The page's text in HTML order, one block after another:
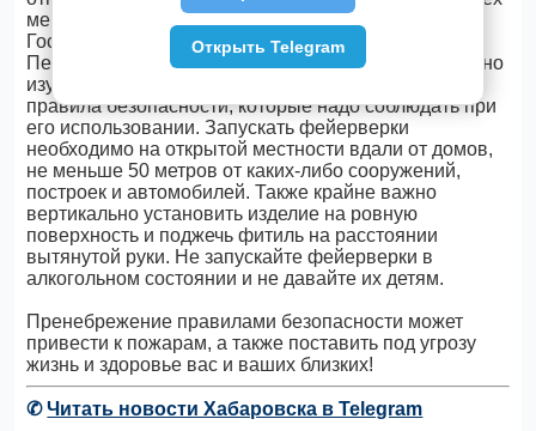
мер безопасности», - отмечают сотрудники
Государственного пожарного надзора МЧС России.
Перед покупкой и запуском пиротехники обязательно
изучите инструкцию. Также на упаковке указаны
правила безопасности, которые надо соблюдать при
его использовании. Запускать фейерверки
необходимо на открытой местности вдали от домов,
не меньше 50 метров от каких-либо сооружений,
построек и автомобилей. Также крайне важно
вертикально установить изделие на ровную
поверхность и поджечь фитиль на расстоянии
вытянутой руки. Не запускайте фейерверки в
алкогольном состоянии и не давайте их детям.
Пренебрежение правилами безопасности может
привести к пожарам, а также поставить под угрозу
жизнь и здоровье вас и ваших близких!
✆Читать новости Хабаровска в Telegram
Открыть Telegram